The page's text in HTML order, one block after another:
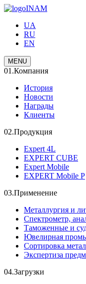
INAM
UA
RU
EN
MENU
01.Компания
История
Новости
Награды
Клиенты
02.Продукция
Expert 4L
EXPERT CUBE
Expert Mobile
EXPERT Mobile P
03.Применение
Металлургия и
Спектрометр,
Таможенные и
Ювелирная
Сортировка
Экспертиза
04.Загрузки